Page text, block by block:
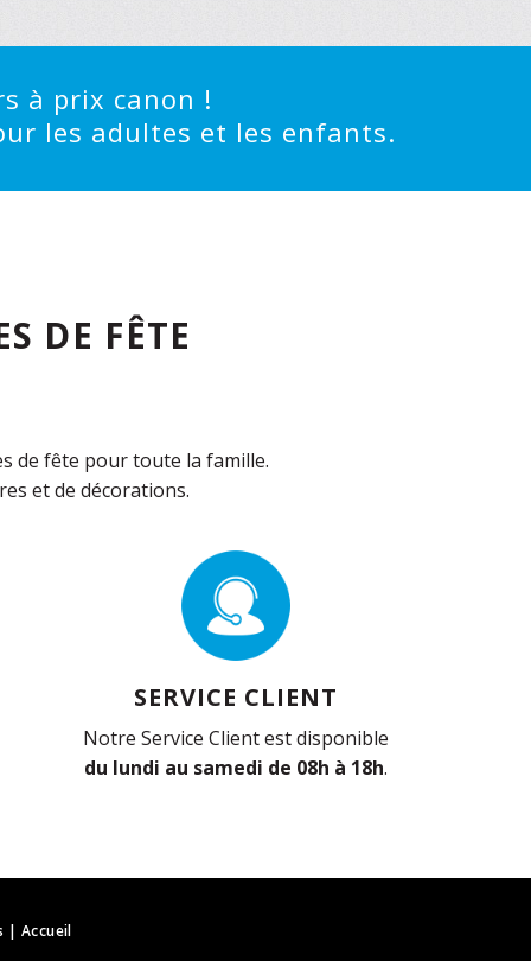
à prix canon !
les adultes et les enfants.
DE FÊTE
de fête pour toute la famille.
et de décorations.
SERVICE CLIENT
Notre Service Client est disponible
du lundi au samedi de 08h à 18h.
|Accueil